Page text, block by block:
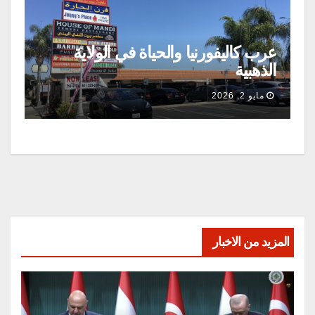
عرب كاليفورنيا والحياة في الولاية
الذهبية
مايو 2, 2026
المزيد من الاخبار